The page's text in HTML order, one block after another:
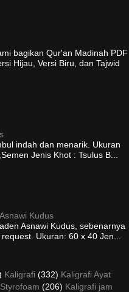
bagikan Qur'an Madinah PDF
Hijau, Versi Biru, dan Tajwid
indah dan menarik. Ukuran
Jenis Khot : Tsulus B...
Kudus
Asnawi Kudus, sebenarnya
Ukuran: 60 x 40 Jen...
Kaligrafi (332) Kaligrafi Ayat
(206) Kaligrafi jam